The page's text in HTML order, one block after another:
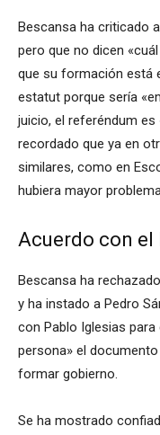
Bescansa ha criticado
pero que no dicen
que su formación está
estatut porque sería
juicio, el referéndum
recordado que ya en
similares, como en
hubiera mayor
Acuerdo con el
Bescansa ha
y ha instado a Pedro
con Pablo Iglesias
persona» el
formar gobierno.
Se ha mostrado